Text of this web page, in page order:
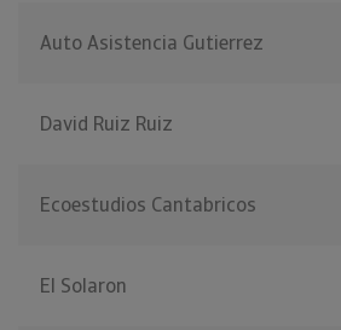
Auto Asistencia Gutierrez
David Ruiz Ruiz
Ecoestudios Cantabricos
El Solaron